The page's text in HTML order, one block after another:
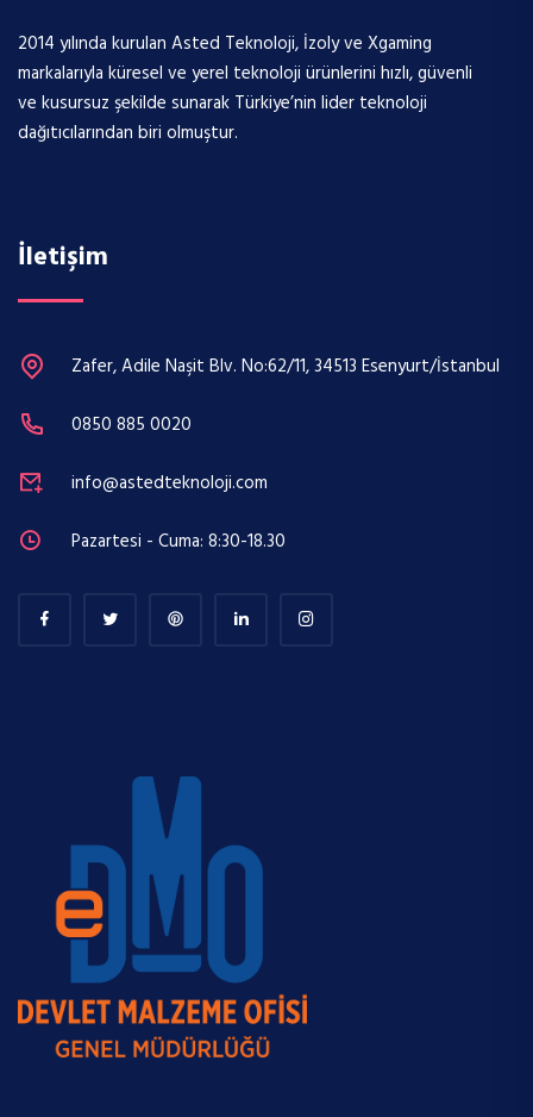
2014 yılında kurulan Asted Teknoloji, İzoly ve Xgaming
markalarıyla küresel ve yerel teknoloji ürünlerini hızlı, güvenli
ve kusursuz şekilde sunarak Türkiye’nin lider teknoloji
dağıtıcılarından biri olmuştur.
İletişim
Zafer, Adile Naşit Blv. No:62/11, 34513 Esenyurt/İstanbul
0850 885 0020
info@astedteknoloji.com
Pazartesi - Cuma: 8:30-18.30